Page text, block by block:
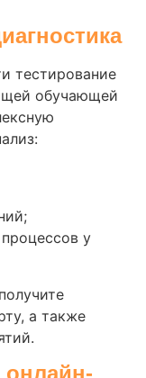
тестирование
обучающей
у
а также